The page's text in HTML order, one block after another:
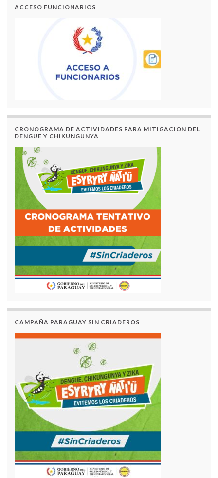
ACCESO FUNCIONARIOS
CRONOGRAMA DE ACTIVIDADES PARA MITIGACION DEL
DENGUE Y CHIKUNGUNYA
CAMPAÑA PARAGUAY SIN CRIADEROS